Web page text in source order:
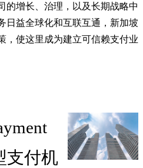
的增长、治理，以及长期战略中
日益全球化和互联互通，新加坡
，使这里成为建立可信赖支付业
支付机